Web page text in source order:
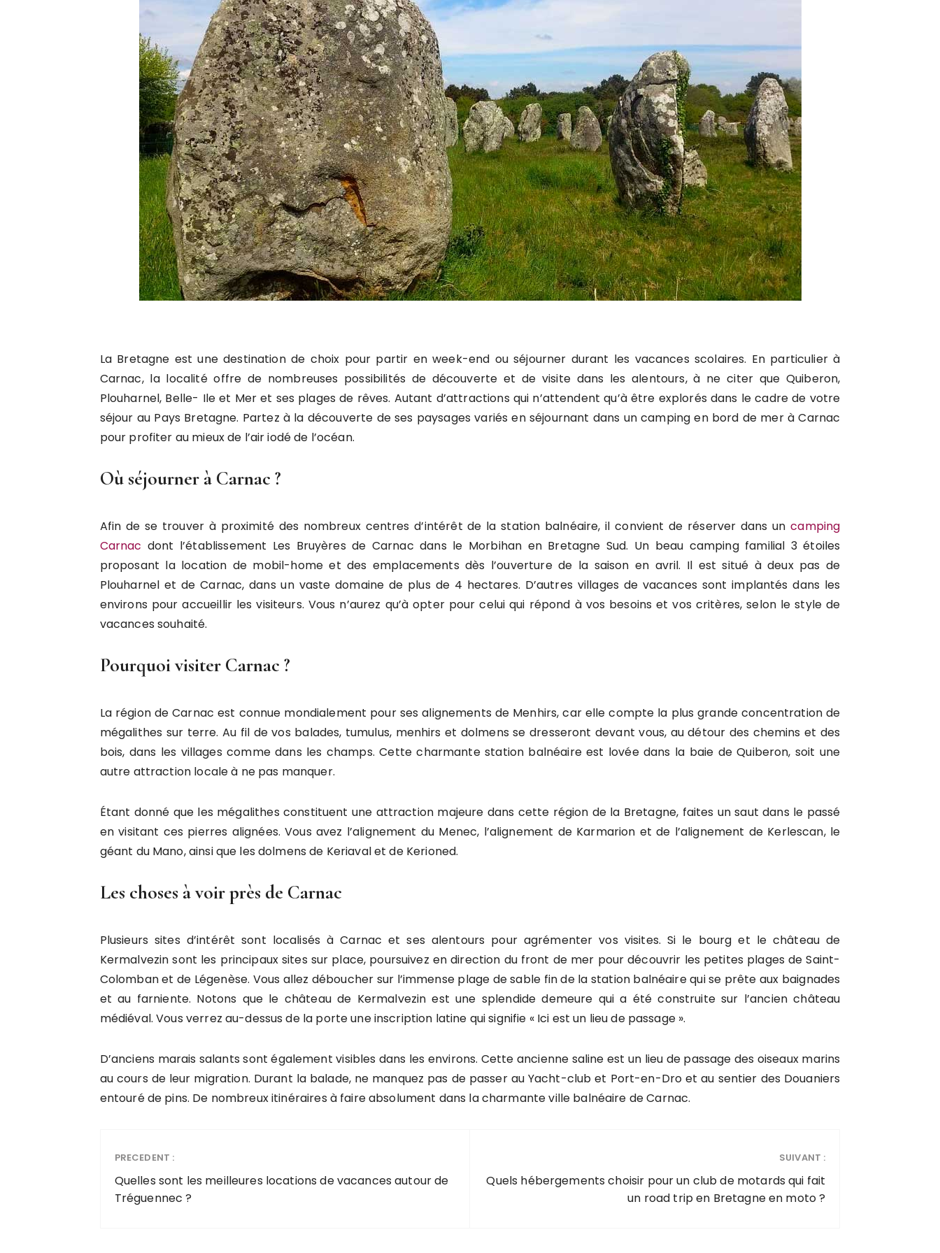
La Bretagne est une destination de choix pour partir en week-end ou séjourner durant les vacances scolaires. En particulier à
Carnac, la localité offre de nombreuses possibilités de découverte et de visite dans les alentours, à ne citer que Quiberon,
Plouharnel, Belle- Ile et Mer et ses plages de rêves. Autant d’attractions qui n’attendent qu’à être explorés dans le cadre de votre
séjour au Pays Bretagne. Partez à la découverte de ses paysages variés en séjournant dans un camping en bord de mer à Carnac
pour profiter au mieux de l’air iodé de l’océan.
Où séjourner à Carnac ?
Afin de se trouver à proximité des nombreux centres d’intérêt de la station balnéaire, il convient de réserver dans uncamping
Carnac dont l’établissement Les Bruyères de Carnac dans le Morbihan en Bretagne Sud. Un beau camping familial 3 étoiles
proposant la location de mobil-home et des emplacements dès l’ouverture de la saison en avril. Il est situé à deux pas de
Plouharnel et de Carnac, dans un vaste domaine de plus de 4 hectares. D’autres villages de vacances sont implantés dans les
environs pour accueillir les visiteurs. Vous n’aurez qu’à opter pour celui qui répond à vos besoins et vos critères, selon le style de
vacances souhaité.
Pourquoi visiter Carnac ?
La région de Carnac est connue mondialement pour ses alignements de Menhirs, car elle compte la plus grande concentration de
mégalithes sur terre. Au fil de vos balades, tumulus, menhirs et dolmens se dresseront devant vous, au détour des chemins et des
bois, dans les villages comme dans les champs. Cette charmante station balnéaire est lovée dans la baie de Quiberon, soit une
autre attraction locale à ne pas manquer.
Étant donné que les mégalithes constituent une attraction majeure dans cette région de la Bretagne, faites un saut dans le passé
en visitant ces pierres alignées. Vous avez l’alignement du Menec, l’alignement de Karmarion et de l’alignement de Kerlescan, le
géant du Mano, ainsi que les dolmens de Keriaval et de Kerioned.
Les choses à voir près de Carnac
Plusieurs sites d’intérêt sont localisés à Carnac et ses alentours pour agrémenter vos visites. Si le bourg et le château de
Kermalvezin sont les principaux sites sur place, poursuivez en direction du front de mer pour découvrir les petites plages de Saint-
Colomban et de Légenèse. Vous allez déboucher sur l’immense plage de sable fin de la station balnéaire qui se prête aux baignades
et au farniente. Notons que le château de Kermalvezin est une splendide demeure qui a été construite sur l’ancien château
médiéval. Vous verrez au-dessus de la porte une inscription latine qui signifie « Ici est un lieu de passage ».
D’anciens marais salants sont également visibles dans les environs. Cette ancienne saline est un lieu de passage des oiseaux marins
au cours de leur migration. Durant la balade, ne manquez pas de passer au Yacht-club et Port-en-Dro et au sentier des Douaniers
entouré de pins. De nombreux itinéraires à faire absolument dans la charmante ville balnéaire de Carnac.
PRECEDENT :
Quelles sont les meilleures locations de vacances autour de
Tréguennec ?
SUIVANT :
Quels hébergements choisir pour un club de motards qui fait
un road trip en Bretagne en moto ?